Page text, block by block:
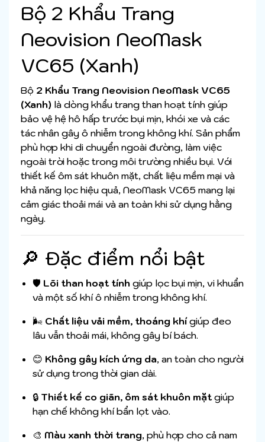
Bộ 2 Khẩu Trang
Neovision NeoMask
VC65 (Xanh)
Bộ 2 Khẩu Trang Neovision NeoMask VC65
(Xanh) là dòng khẩu trang than hoạt tính giúp
bảo vệ hệ hô hấp trước bụi mịn, khói xe và các
tác nhân gây ô nhiễm trong không khí. Sản phẩm
phù hợp khi di chuyển ngoài đường, làm việc
ngoài trời hoặc trong môi trường nhiều bụi. Với
thiết kế ôm sát khuôn mặt, chất liệu mềm mại và
khả năng lọc hiệu quả, NeoMask VC65 mang lại
cảm giác thoải mái và an toàn khi sử dụng hằng
ngày.
🔎 Đặc điểm nổi bật
🛡 Lõi than hoạt tính giúp lọc bụi mịn, vi khuẩn
và một số khí ô nhiễm trong không khí.
🌬 Chất liệu vải mềm, thoáng khígiúp đeo
lâu vẫn thoải mái, không gây bí bách.
😊 Không gây kích ứng da, an toàn cho người
sử dụng trong thời gian dài.
🔒 Thiết kế co giãn, ôm sát khuôn mặtgiúp
hạn chế không khí bẩn lọt vào.
🎨 Màu xanh thời trang, phù hợp cho cả nam